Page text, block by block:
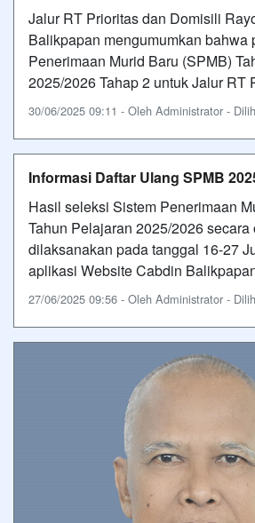
Jalur RT Prioritas dan Domisili
Balikpapan mengumumkan bahwa
Penerimaan Murid Baru (SPMB)
2025/2026 Tahap 2 untuk Jalur RT
30/06/2025 09:11 - Oleh Administrator -
Informasi Daftar Ulang SPMB
Hasil seleksi Sistem Penerimaan
Tahun Pelajaran 2025/2026 secara
dilaksanakan pada tanggal 16-27
aplikasi Website Cabdin
27/06/2025 09:56 - Oleh Administrator -